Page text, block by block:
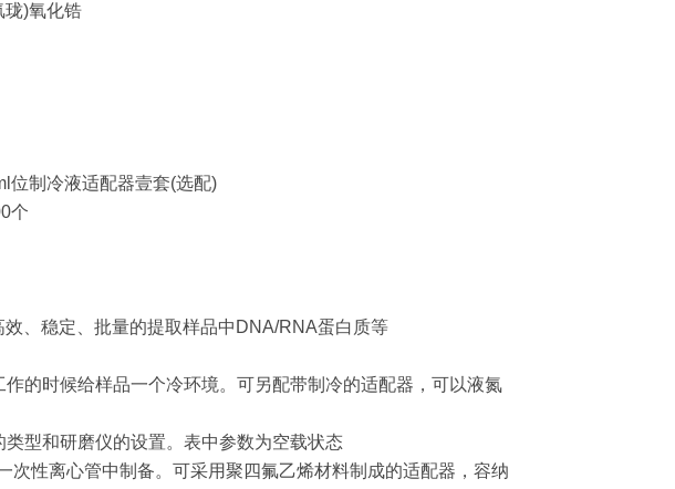
)氧化锆
制冷液适配器壹套(选配)
个
、稳定、批量的提取样品中DNA/RNA蛋白质等
的时候给样品一个冷环境。可另配带制冷的适配器，可以液氮
型和研磨仪的设置。表中参数为空载状态
性离心管中制备。可采用聚四氟乙烯材料制成的适配器，容纳